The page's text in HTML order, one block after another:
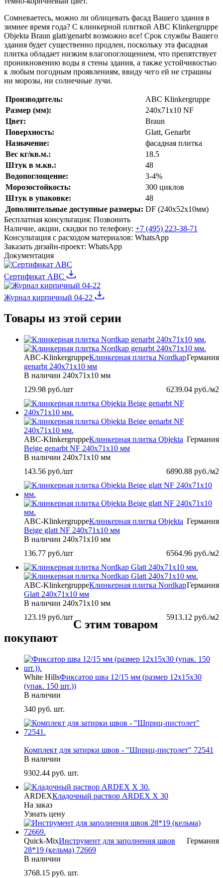
Сомневаетесь, можно ли облицевать фасад Вашего здания в
зимнее время года? С клинкерной плиткой ABC Klinkergruppe
Objekta Braun glatt/genarbt возможно все! Срок службы Вашего
здания будет существенно продлен, поскольку эта фасадная
плитка обладает низким влагопоглощением, что препятствует
проникновению воды в стены здания, а также устойчивостью
к любым погодным проявлениям, ввиду чего ей не страшны
ни морозы, ни солнечные лучи.
Производитель:
ABC Klinkergruppe
Размер (мм):
240х71х10 NF
Цвет:
Braun
Поверхность:
Glatt, Genarbt
Назначение:
фасадная плитка
Вес кг/кв.м.:
18.5
Штук в м.кв.:
48
Водопоглощение:
3-4%
Морозостойкость:
300 циклов
Штук в упаковке:
48
Дополнительные доступные размеры: DF (240x52x10мм)
Бесплатная консультация: Позвонить
Наличие, акции, скидки по телефону: +7 (495) 223-38-71
Консультация с расходом материалов: WhatsApp
Заказать дизайн-проект: WhatsApp
Документация
Сертификат ABC
Журнал кирпичный 04-22
Товары из этой серии
ABC-Klinkergruppe Германия
Клинкерная плитка Nordkap
genarbt 240х71х10 мм
В наличии 240х71х10 мм
129.98 руб./шт 6239.04 руб./м2
ABC-Klinkergruppe Германия
Клинкерная плитка Objekta
Beige genarbt NF 240x71x10 мм
В наличии 240x71x10 мм
143.56 руб./шт 6890.88 руб./м2
ABC-Klinkergruppe Германия
Клинкерная плитка Objekta
Beige glatt NF 240x71x10 мм
В наличии 240x71x10 мм
136.77 руб./шт 6564.96 руб./м2
ABC-Klinkergruppe Германия
Клинкерная плитка Nordkap
Glatt 240х71х10 мм
В наличии 240х71х10 мм
123.19 руб./шт 5913.12 руб./м2
С этим товаром
покупают
White HillsФиксатор шва 12/15 мм (размер 12х15х30
(упак. 150 шт.))
В наличии
340 руб. шт.
Комплект для затирки швов - "Шприц-пистолет" 72541
В наличии
9302.44 руб. шт.
ARDEXКладочный раствор ARDEX X 30
На заказ
Узнать цену
Quick-Mix Германия
Инструмент для заполнения швов
28*19 (кельма) 72669
В наличии
3768.15 руб. шт.